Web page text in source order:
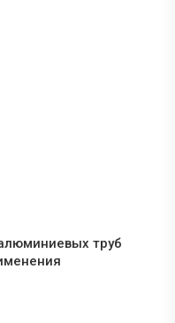
труб